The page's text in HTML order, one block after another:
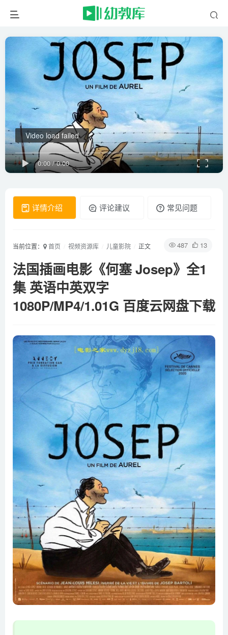
0:00/0:00
Video load failed
详情介绍 评论建议 常见问题
487 13
当前位置： 首页 视频资源库 儿童影院 正文
法国插画电影《何塞 Josep》全1
集 英语中英双字
1080P/MP4/1.01G 百度云网盘下载